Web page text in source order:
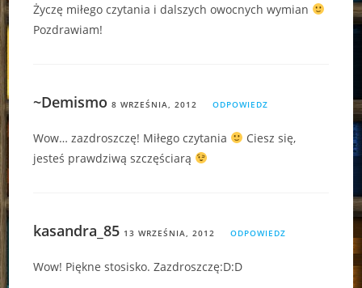
Życzę miłego czytania i dalszych owocnych wymian
Pozdrawiam!
~Demismo 8 WRZEŚNIA, 2012 ODPOWIEDZ
Wow… zazdroszczę! Miłego czytania
Ciesz się,
jesteś prawdziwą szczęściarą
kasandra_85 13 WRZEŚNIA, 2012 ODPOWIEDZ
Wow! Piękne stosisko. Zazdroszczę:D:D